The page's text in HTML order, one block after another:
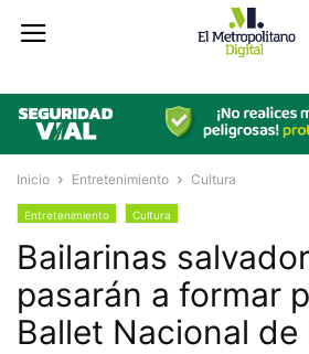
Inicio Entretenimiento Cultura
Entretenimiento Cultura
Bailarinas
pasarán a formar
Ballet Nacional de